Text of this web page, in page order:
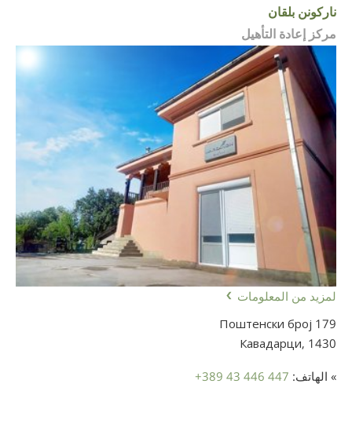
ناركونن بلقان
مركز إعادة التأهيل
لمزيد من المعلومات
Поштенски број 179
Кавадарци, 1430
» الهاتف: +389 43 446 447